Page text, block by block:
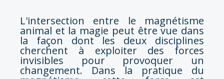
L'intersection entre le magnétisme
animal et la magie peut être vue dans
la façon dont les deux disciplines
cherchent à exploiter des forces
invisibles pour provoquer un
changement. Dans la pratique du